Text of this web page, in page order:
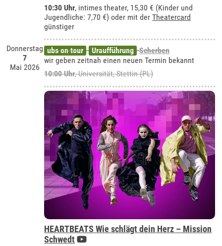
10:30 Uhr, intimes theater, 15,30 € (Kinder und
Jugendliche: 7,70 €) oder mit derTheatercard
günstiger
Donnerstag
7
Mai 2026
ubs on tour Uraufführung Scherben
wir geben zeitnah einen neuen Termin bekannt
10:00 Uhr,Universität, Stettin (PL)
HEARTBEATS Wie schlägt dein Herz – Mission
Schwedt